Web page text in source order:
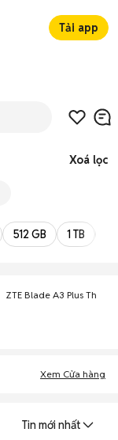
Tải app
Xoá lọc
512 GB 1 TB
ZTE Blade A3 Plus Thái
Xem Cửa hàng
Tin mới nhất